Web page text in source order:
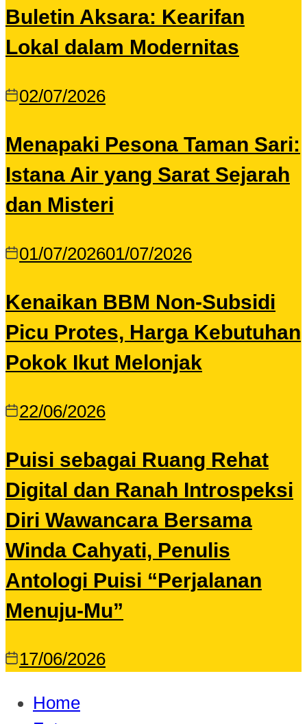
Buletin Aksara: Kearifan
Lokal dalam Modernitas
02/07/2026
Menapaki Pesona Taman Sari:
Istana Air yang Sarat Sejarah
dan Misteri
01/07/202601/07/2026
Kenaikan BBM Non-Subsidi
Picu Protes, Harga Kebutuhan
Pokok Ikut Melonjak
22/06/2026
Puisi sebagai Ruang Rehat
Digital dan Ranah Introspeksi
Diri Wawancara Bersama
Winda Cahyati, Penulis
Antologi Puisi “Perjalanan
Menuju-Mu”
17/06/2026
Home